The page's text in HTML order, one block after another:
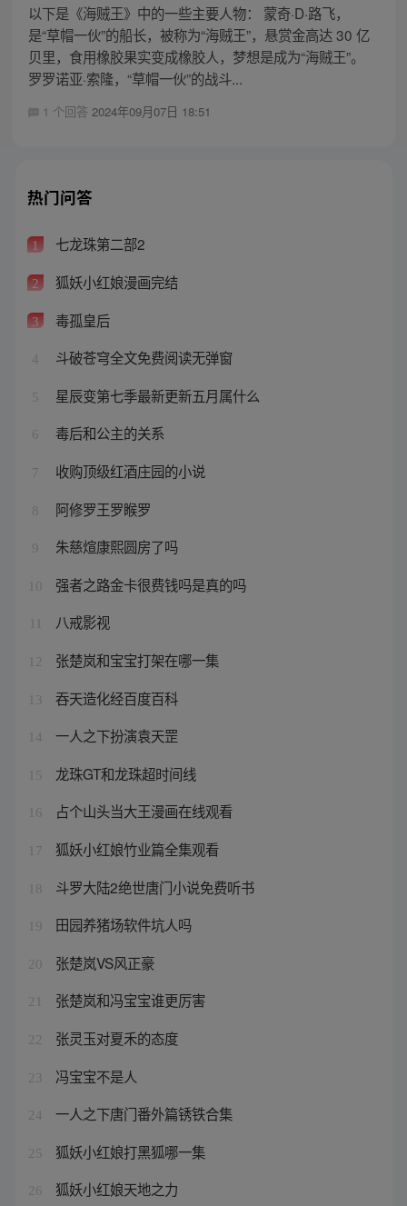
以下是《海贼王》中的一些主要人物： 蒙奇·D·路飞，
是“草帽一伙”的船长，被称为“海贼王”，悬赏金高达 30 亿
贝里，食用橡胶果实变成橡胶人，梦想是成为“海贼王”。
罗罗诺亚·索隆，“草帽一伙”的战斗...
1 个回答 2024年09月07日 18:51
热门问答
1 七龙珠第二部2
2 狐妖小红娘漫画完结
3 毒孤皇后
4 斗破苍穹全文免费阅读无弹窗
5 星辰变第七季最新更新五月属什么
6 毒后和公主的关系
7 收购顶级红酒庄园的小说
8 阿修罗王罗睺罗
9 朱慈煊康熙圆房了吗
10 强者之路金卡很费钱吗是真的吗
八戒影视
12 张楚岚和宝宝打架在哪一集
13 吞天造化经百度百科
14 一人之下扮演袁天罡
15 龙珠GT和龙珠超时间线
16 占个山头当大王漫画在线观看
17 狐妖小红娘竹业篇全集观看
18 斗罗大陆2绝世唐门小说免费听书
19 田园养猪场软件坑人吗
20 张楚岚VS风正豪
21 张楚岚和冯宝宝谁更厉害
22 张灵玉对夏禾的态度
23 冯宝宝不是人
24 一人之下唐门番外篇锈铁合集
25 狐妖小红娘打黑狐哪一集
26 狐妖小红娘天地之力